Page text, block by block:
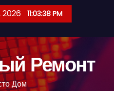
2026 11:03:39 PM
Ремонт
Дом